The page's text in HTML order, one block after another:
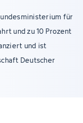
für
und zu 10 Prozent
und ist
Deutscher